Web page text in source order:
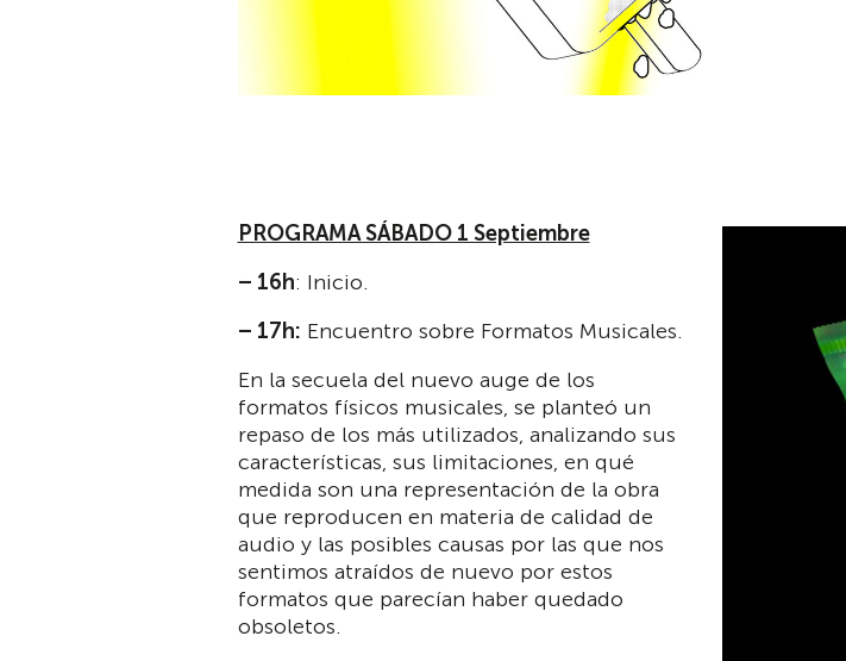
PROGRAMA SÁBADO 1 Septiembre
– 16h: Inicio.
– 17h: Encuentro sobre Formatos Musicales.
En la secuela del nuevo auge de los
formatos físicos musicales, se planteó un
repaso de los más utilizados, analizando sus
características, sus limitaciones, en qué
medida son una representación de la obra
que reproducen en materia de calidad de
audio y las posibles causas por las que nos
sentimos atraídos de nuevo por estos
formatos que parecían haber quedado
obsoletos.